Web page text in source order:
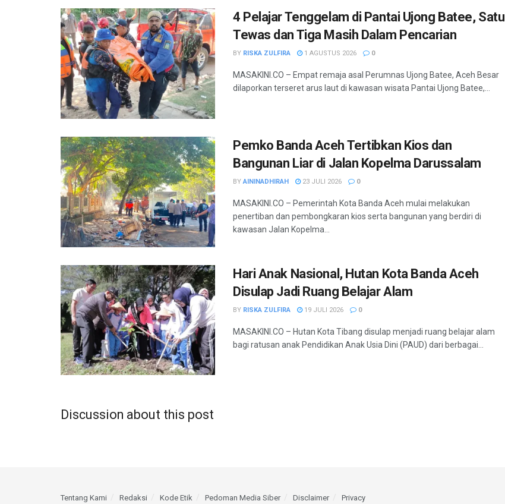
4 Pelajar Tenggelam di Pantai Ujong Batee, Satu
Tewas dan Tiga Masih Dalam Pencarian
BY RISKA ZULFIRA 1 AGUSTUS 2026 0
MASAKINI.CO – Empat remaja asal Perumnas Ujong Batee, Aceh Besar
dilaporkan terseret arus laut di kawasan wisata Pantai Ujong Batee,...
Pemko Banda Aceh Tertibkan Kios dan
Bangunan Liar di Jalan Kopelma Darussalam
BY AININADHIRAH 23 JULI 2026 0
MASAKINI.CO – Pemerintah Kota Banda Aceh mulai melakukan
penertiban dan pembongkaran kios serta bangunan yang berdiri di
kawasan Jalan Kopelma...
Hari Anak Nasional, Hutan Kota Banda Aceh
Disulap Jadi Ruang Belajar Alam
BY RISKA ZULFIRA 19 JULI 2026 0
MASAKINI.CO – Hutan Kota Tibang disulap menjadi ruang belajar alam
bagi ratusan anak Pendidikan Anak Usia Dini (PAUD) dari berbagai...
Discussion about this post
Tentang Kami Redaksi Kode Etik Pedoman Media Siber Disclaimer Privacy